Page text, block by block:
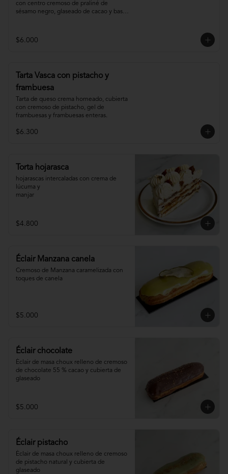
con centro cremoso de praliné de
sésamo negro, glaseado de cacao y base
$6.000
Tarta Vasca con pistacho y
frambuesa
Tarta de queso crema horneado, cubierta
con cremoso de pistacho, gel de
frambuesas y frambuesas enteras.
$6.300
Torta hojarasca
hojarascas intercaladas con crema de
lúcuma y
manjar
$4.800
Éclair Manzana canela
Cremoso de Manzana caramelizada con
toques de canela
$5.000
Éclair chocolate
Éclair de masa choux relleno de cremoso
de chocolate 55 % cacao y cubierta de
glaseado
$5.000
Éclair pistacho
Éclair de masa choux relleno de cremoso
de pistacho natural y cubierta de
glaseado